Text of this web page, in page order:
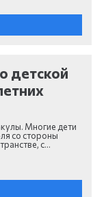
детской
Многие дети
со стороны
с…